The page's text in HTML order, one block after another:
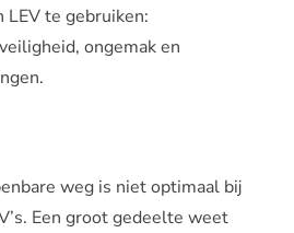
LEV te gebruiken:
ongemak en
weg is niet optimaal bij
Een groot gedeelte weet